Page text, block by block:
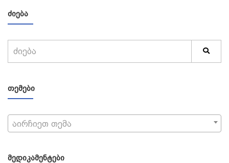
ᲫᲘᲔᲑᲐ
ᲗᲔᲛᲔᲑᲘ
აირჩიეთ თემა
ᲛᲔᲓᲘᲙᲐᲛᲔᲜᲢᲔᲑᲘ